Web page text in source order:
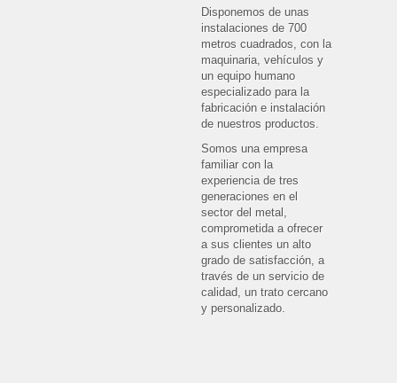
Disponemos de unas
instalaciones de 700
metros cuadrados, con la
maquinaria, vehículos y
un equipo humano
especializado para la
fabricación e instalación
de nuestros productos.
Somos una empresa
familiar con la
experiencia de tres
generaciones en el
sector del metal,
comprometida a ofrecer
a sus clientes un alto
grado de satisfacción, a
través de un servicio de
calidad, un trato cercano
y personalizado.